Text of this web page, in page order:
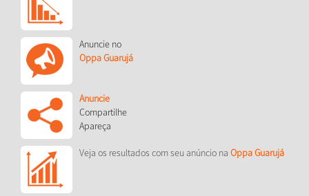
Anuncie no
Oppa Guarujá
Anuncie
Compartilhe
Apareça
Veja os resultados com seu anúncio na Oppa Guarujá